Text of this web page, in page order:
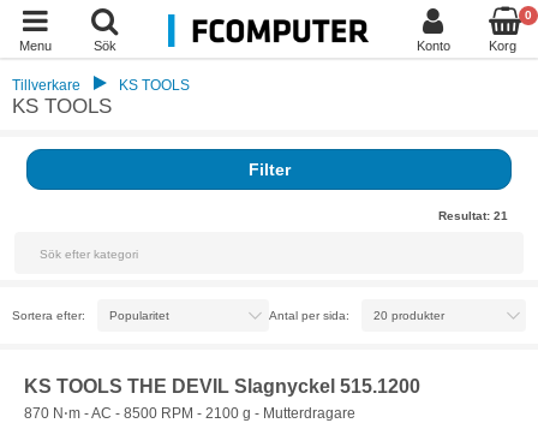
Menu Sök Konto
0
Korg
Tillverkare KS TOOLS
KS TOOLS
Filter
Resultat: 21
Sortera efter: Antal per sida:
KS TOOLS THE DEVIL Slagnyckel 515.1200
870 N⋅m - AC - 8500 RPM - 2100 g - Mutterdragare